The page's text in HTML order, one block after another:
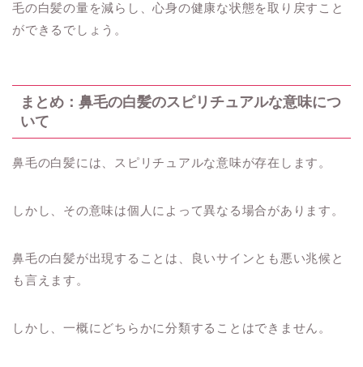
毛の白髪の量を減らし、心身の健康な状態を取り戻すこと
ができるでしょう。
まとめ：鼻毛の白髪のスピリチュアルな意味につ
いて
鼻毛の白髪には、スピリチュアルな意味が存在します。
しかし、その意味は個人によって異なる場合があります。
鼻毛の白髪が出現することは、良いサインとも悪い兆候と
も言えます。
しかし、一概にどちらかに分類することはできません。